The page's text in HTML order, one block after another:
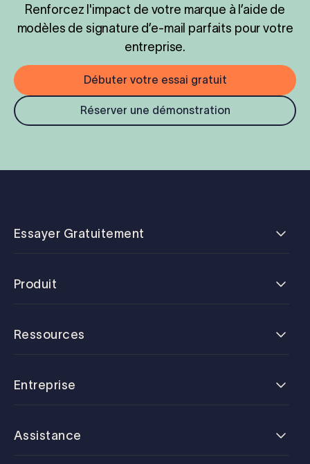
Renforcez l'impact de votre marque à l’aide de
modèles de signature d’e-mail parfaits pour votre
entreprise.
Débuter votre essai gratuit
Réserver une démonstration
Essayer Gratuitement
Produit
Ressources
Entreprise
Assistance